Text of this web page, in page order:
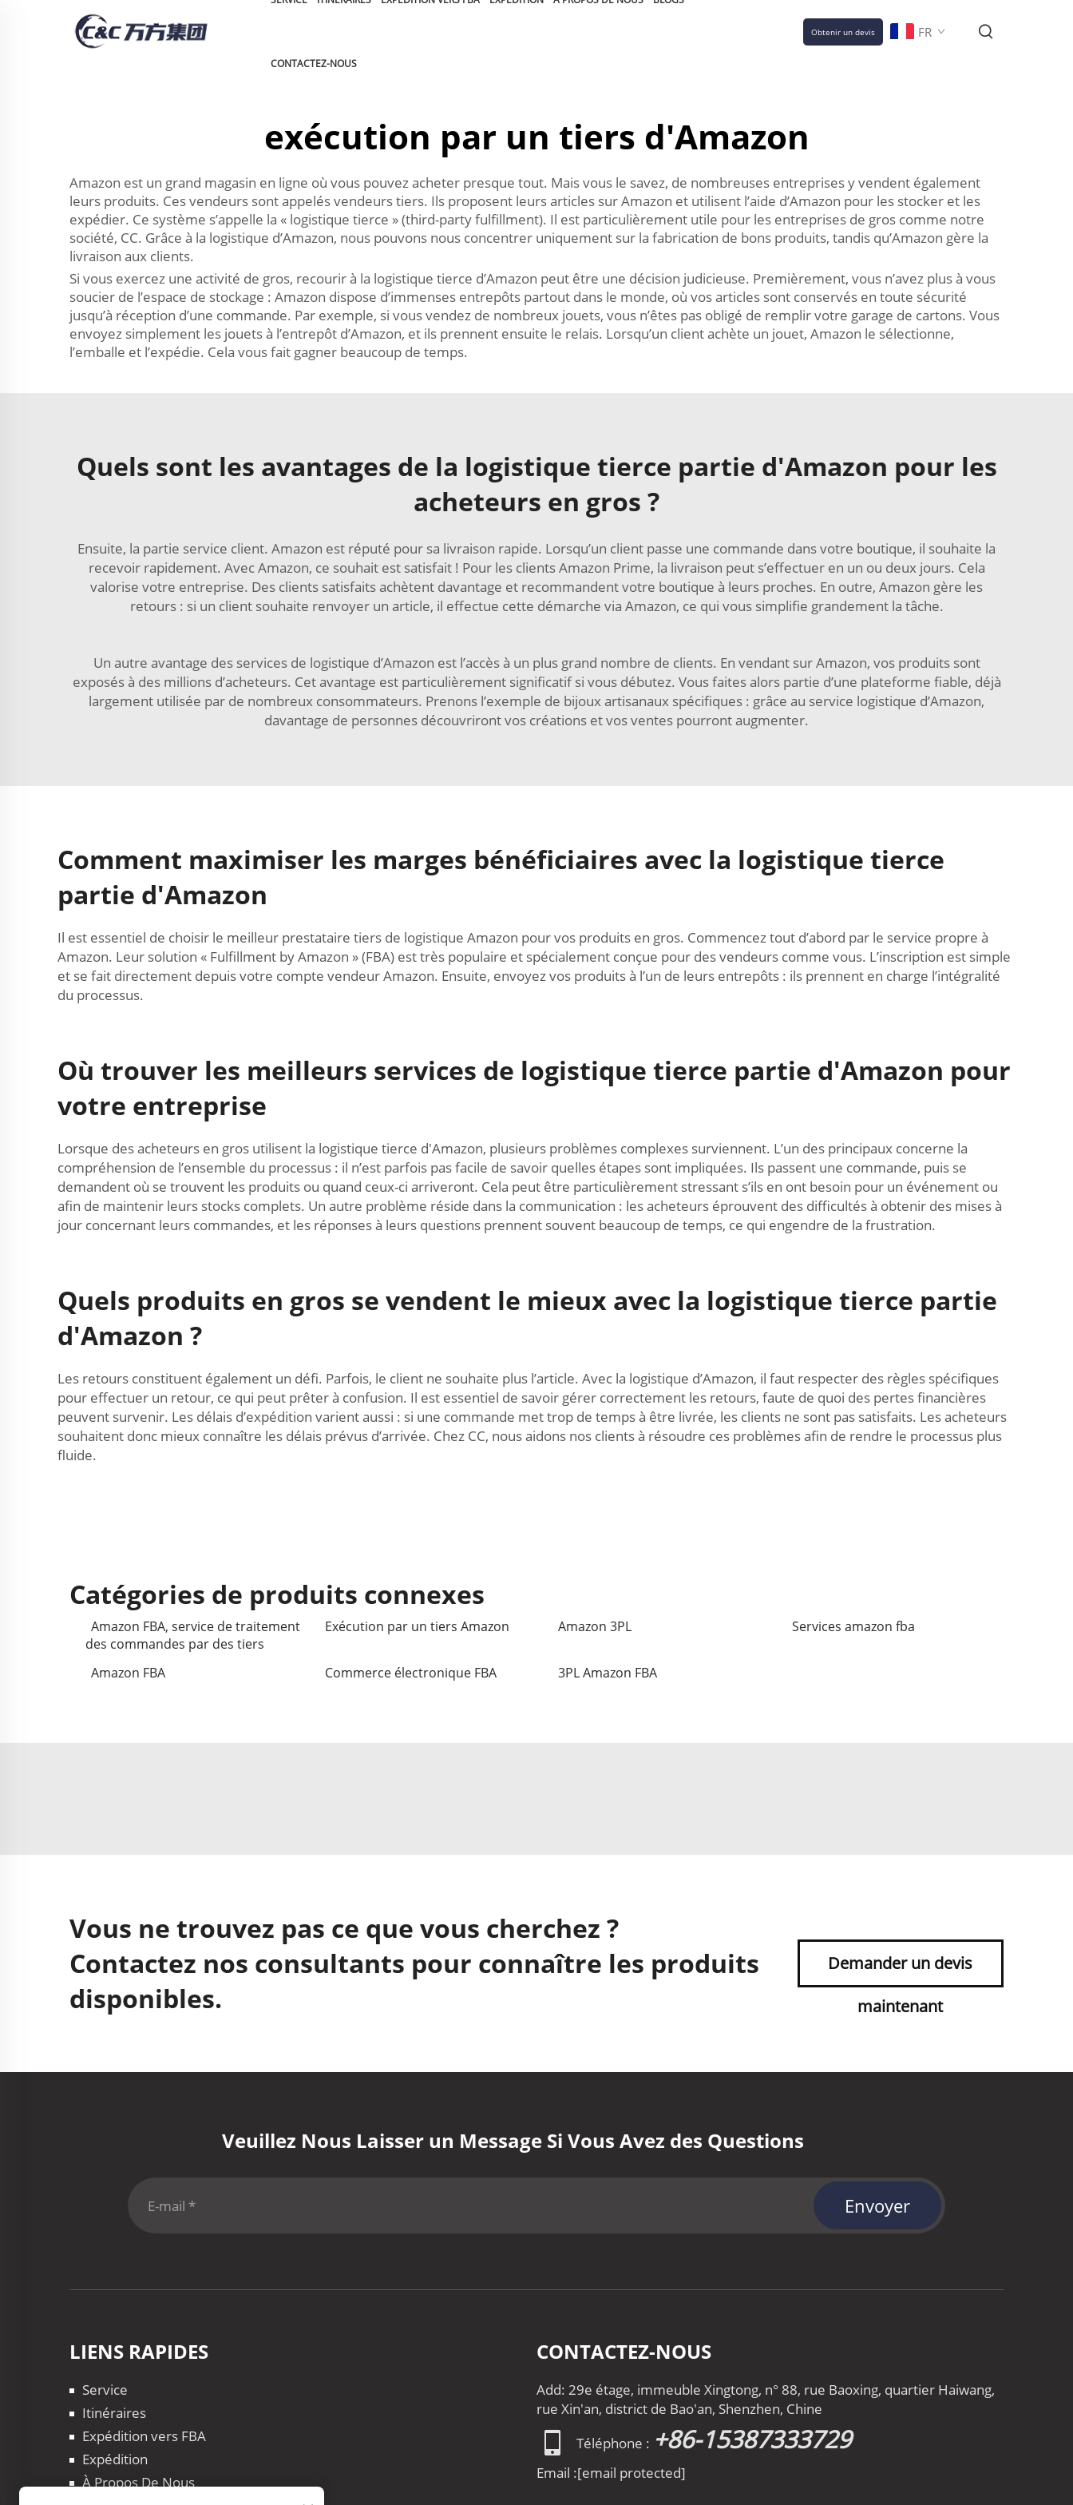
CONTACTEZ-NOUS
Obtenir un devis FR
exécution par un tiers d'Amazon
Amazon est un grand magasin en ligne où vous pouvez acheter presque tout. Mais vous le savez, de nombreuses entreprises y vendent également
leurs produits. Ces vendeurs sont appelés vendeurs tiers. Ils proposent leurs articles sur Amazon et utilisent l’aide d’Amazon pour les stocker et les
expédier. Ce système s’appelle la « logistique tierce » (third-party fulfillment). Il est particulièrement utile pour les entreprises de gros comme notre
société, CC. Grâce à la logistique d’Amazon, nous pouvons nous concentrer uniquement sur la fabrication de bons produits, tandis qu’Amazon gère la
livraison aux clients.
Si vous exercez une activité de gros, recourir à la logistique tierce d’Amazon peut être une décision judicieuse. Premièrement, vous n’avez plus à vous
soucier de l’espace de stockage : Amazon dispose d’immenses entrepôts partout dans le monde, où vos articles sont conservés en toute sécurité
jusqu’à réception d’une commande. Par exemple, si vous vendez de nombreux jouets, vous n’êtes pas obligé de remplir votre garage de cartons. Vous
envoyez simplement les jouets à l’entrepôt d’Amazon, et ils prennent ensuite le relais. Lorsqu’un client achète un jouet, Amazon le sélectionne,
l’emballe et l’expédie. Cela vous fait gagner beaucoup de temps.
Quels sont les avantages de la logistique tierce partie d'Amazon pour les
acheteurs en gros ?
Ensuite, la partie service client. Amazon est réputé pour sa livraison rapide. Lorsqu’un client passe une commande dans votre boutique, il souhaite la
recevoir rapidement. Avec Amazon, ce souhait est satisfait ! Pour les clients Amazon Prime, la livraison peut s’effectuer en un ou deux jours. Cela
valorise votre entreprise. Des clients satisfaits achètent davantage et recommandent votre boutique à leurs proches. En outre, Amazon gère les
retours : si un client souhaite renvoyer un article, il effectue cette démarche via Amazon, ce qui vous simplifie grandement la tâche.
Un autre avantage des services de logistique d’Amazon est l’accès à un plus grand nombre de clients. En vendant sur Amazon, vos produits sont
exposés à des millions d’acheteurs. Cet avantage est particulièrement significatif si vous débutez. Vous faites alors partie d’une plateforme fiable, déjà
largement utilisée par de nombreux consommateurs. Prenons l’exemple de bijoux artisanaux spécifiques : grâce au service logistique d’Amazon,
davantage de personnes découvriront vos créations et vos ventes pourront augmenter.
Comment maximiser les marges bénéficiaires avec la logistique tierce
partie d'Amazon
Il est essentiel de choisir le meilleur prestataire tiers de logistique Amazon pour vos produits en gros. Commencez tout d’abord par le service propre à
Amazon. Leur solution « Fulfillment by Amazon » (FBA) est très populaire et spécialement conçue pour des vendeurs comme vous. L’inscription est simple
et se fait directement depuis votre compte vendeur Amazon. Ensuite, envoyez vos produits à l’un de leurs entrepôts : ils prennent en charge l’intégralité
du processus.
Où trouver les meilleurs services de logistique tierce partie d'Amazon pour
votre entreprise
Lorsque des acheteurs en gros utilisent la logistique tierce d'Amazon, plusieurs problèmes complexes surviennent. L’un des principaux concerne la
compréhension de l’ensemble du processus : il n’est parfois pas facile de savoir quelles étapes sont impliquées. Ils passent une commande, puis se
demandent où se trouvent les produits ou quand ceux-ci arriveront. Cela peut être particulièrement stressant s’ils en ont besoin pour un événement ou
afin de maintenir leurs stocks complets. Un autre problème réside dans la communication : les acheteurs éprouvent des difficultés à obtenir des mises à
jour concernant leurs commandes, et les réponses à leurs questions prennent souvent beaucoup de temps, ce qui engendre de la frustration.
Quels produits en gros se vendent le mieux avec la logistique tierce partie
d'Amazon ?
Les retours constituent également un défi. Parfois, le client ne souhaite plus l’article. Avec la logistique d’Amazon, il faut respecter des règles spécifiques
pour effectuer un retour, ce qui peut prêter à confusion. Il est essentiel de savoir gérer correctement les retours, faute de quoi des pertes financières
peuvent survenir. Les délais d’expédition varient aussi : si une commande met trop de temps à être livrée, les clients ne sont pas satisfaits. Les acheteurs
souhaitent donc mieux connaître les délais prévus d’arrivée. Chez CC, nous aidons nos clients à résoudre ces problèmes afin de rendre le processus plus
fluide.
Catégories de produits connexes
Amazon FBA, service de traitement
des commandes par des tiers
Exécution par un tiers Amazon Amazon 3PL Services amazon fba
Amazon FBA Commerce électronique FBA 3PL Amazon FBA
Vous ne trouvez pas ce que vous cherchez ?
Contactez nos consultants pour connaître les produits
disponibles.
Demander un devis
maintenant
Veuillez Nous Laisser un Message Si Vous Avez des Questions
Envoyer
LIENS RAPIDES
Service
Itinéraires
Expédition vers FBA
Expédition
À Propos De Nous
CONTACTEZ-NOUS
Add: 29e étage, immeuble Xingtong, n° 88, rue Baoxing, quartier Haiwang,
rue Xin'an, district de Bao'an, Shenzhen, Chine
Téléphone : +86-15387333729
Email :[email protected]